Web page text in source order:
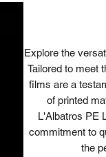
Explore the
Tailored to meet
films are a
of printed
L'Albatros PE
commitment to
the